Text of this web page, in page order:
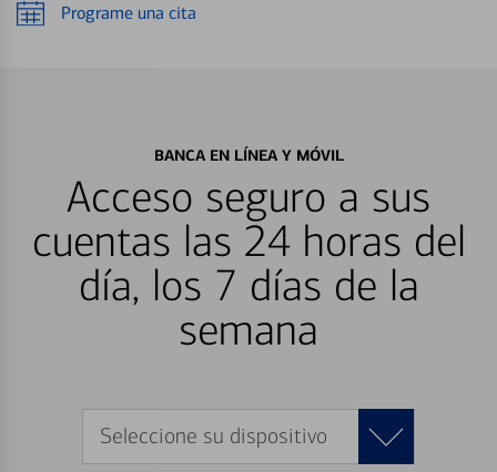
Programe una cita
BANCA EN LÍNEA Y MÓVIL
Acceso seguro a sus
cuentas las 24 horas del
día, los 7 días de la
semana
Seleccione su dispositivo